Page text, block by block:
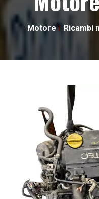
Motore Ricambi